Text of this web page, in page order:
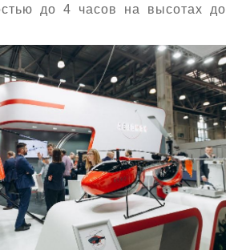
до 4 часов на высотах до